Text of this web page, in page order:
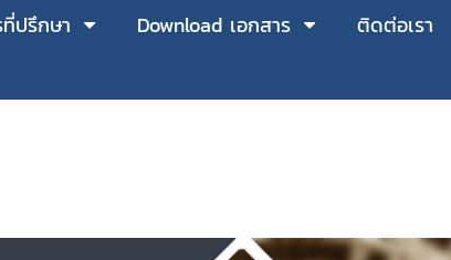
ปรึกษา Download เอกสาร ติดต่อเรา